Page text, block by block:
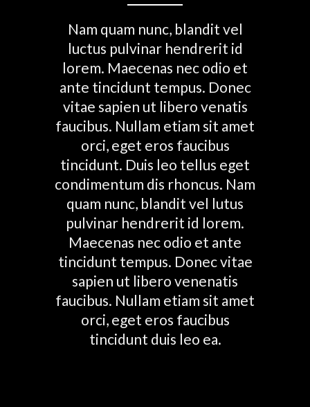
Nam quam nunc, blandit vel
luctus pulvinar hendrerit id
lorem. Maecenas nec odio et
ante tincidunt tempus. Donec
vitae sapien ut libero venatis
faucibus. Nullam etiam sit amet
orci, eget eros faucibus
tincidunt. Duis leo tellus eget
condimentum dis rhoncus. Nam
quam nunc, blandit vel lutus
pulvinar hendrerit id lorem.
Maecenas nec odio et ante
tincidunt tempus. Donec vitae
sapien ut libero venenatis
faucibus. Nullam etiam sit amet
orci, eget eros faucibus
tincidunt duis leo ea.